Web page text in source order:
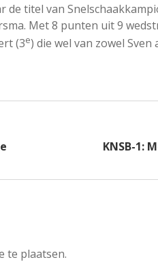
titel van
Met 8 punten uit 9
(3e) die wel van zowel
KNSB-1:
te plaatsen.